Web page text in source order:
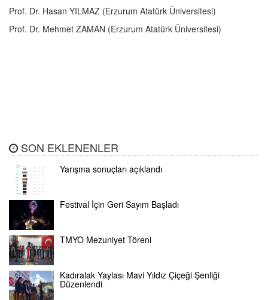
Prof. Dr. Hasan YILMAZ (Erzurum Atatürk Üniversitesi)
Prof. Dr. Mehmet ZAMAN (Erzurum Atatürk Üniversitesi)
SON EKLENENLER
Yarışma sonuçları açıklandı
Festival İçin Geri Sayım Başladı
TMYO Mezuniyet Töreni
Kadıralak Yaylası Mavi Yıldız Çiçeği Şenliği
Düzenlendi